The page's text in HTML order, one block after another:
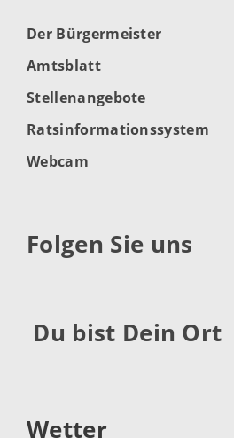
Der Bürgermeister
Amtsblatt
Stellenangebote
Ratsinformationssystem
Webcam
Folgen Sie uns
Du bist Dein Ort
Wetter